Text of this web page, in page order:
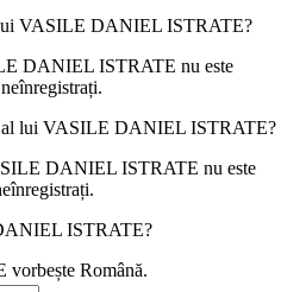
VASILE DANIEL ISTRATE?
DANIEL ISTRATE nu este
lui VASILE DANIEL ISTRATE?
DANIEL ISTRATE nu este
ISTRATE?
vorbește Română.